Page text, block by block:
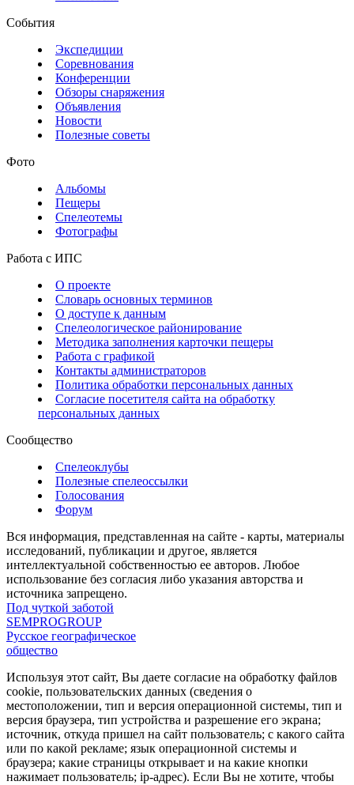
События
Экспедиции
Соревнования
Конференции
Обзоры снаряжения
Объявления
Новости
Полезные советы
Фото
Альбомы
Пещеры
Спелеотемы
Фотографы
Работа с ИПС
О проекте
Словарь основных терминов
О доступе к данным
Спелеологическое районирование
Методика заполнения карточки пещеры
Работа с графикой
Контакты администраторов
Политика обработки персональных данных
Согласие посетителя сайта на обработку
персональных данных
Сообщество
Спелеоклубы
Полезные спелеоссылки
Голосования
Форум
Вся информация, представленная на сайте - карты, материалы
исследований, публикации и другое, является
интеллектуальной собственностью ее авторов. Любое
использование без согласия либо указания авторства и
источника запрещено.
Под чуткой заботой
SEMPROGROUP
Русское географическое
общество
Используя этот сайт, Вы даете согласие на обработку файлов
cookie, пользовательских данных (сведения о
местоположении, тип и версия операционной системы, тип и
версия браузера, тип устройства и разрешение его экрана;
источник, откуда пришел на сайт пользователь; с какого сайта
или по какой рекламе; язык операционной системы и
браузера; какие страницы открывает и на какие кнопки
нажимает пользователь; ip-адрес). Если Вы не хотите, чтобы